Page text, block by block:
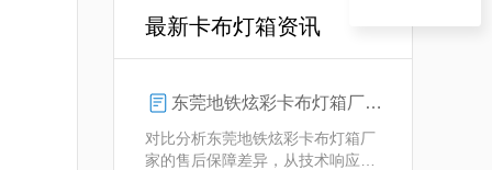
最新卡布灯箱资讯
东莞地铁炫彩卡布灯箱厂家售后保障对比指南：广告公司选型核心要素解析
对比分析东莞地铁炫彩卡布灯箱厂
家的售后保障差异，从技术响应、